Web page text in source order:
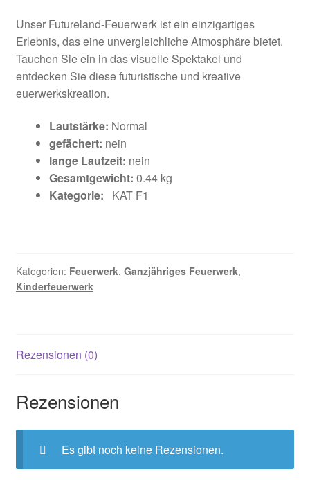
Unser Futureland-Feuerwerk ist ein einzigartiges
Erlebnis, das eine unvergleichliche Atmosphäre bietet.
Tauchen Sie ein in das visuelle Spektakel und
entdecken Sie diese futuristische und kreative
euerwerkskreation.
Lautstärke: Normal
gefächert: nein
lange Laufzeit: nein
Gesamtgewicht: 0.44 kg
Kategorie:
KAT F1
Kategorien: Feuerwerk, Ganzjähriges Feuerwerk,
Kinderfeuerwerk
Rezensionen (0)
Rezensionen
Es gibt noch keine Rezensionen.